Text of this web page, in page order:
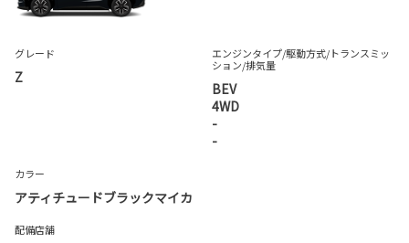
グレード
Z
エンジンタイプ/駆動方式/トランスミッ
ション/排気量
BEV
4WD
-
-
カラー
アティチュードブラックマイカ
配備店舗